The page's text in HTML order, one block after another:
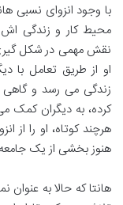
با وجود انزوای نسبی
محیط کار و زندگی اش
نقش مهمی در شکل گیری
او از طریق تعامل با
زندگی می رسد و گاهی
کرده، به دیگران کمک
هرچند کوتاه، او را از
هنوز بخشی از یک
هانتا که حالا به